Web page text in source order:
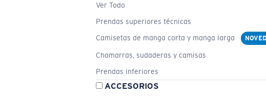
Ver Todo
Prendas superiores técnicas
Camisetas de manga corta y manga larga
Chamarras, sudaderas y camisas
Prendas inferiores
ACCESORIOS